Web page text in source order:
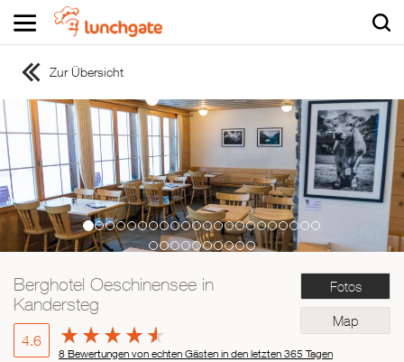
ZUR STARTSEITE
ZUR RESTAURANTSUCHE
Asiatisch
Italienisch
Französisch
Traditionell
Mexikanisch
Zur Übersicht
Fotos
Map
Berghotel Oeschinensee in
Kandersteg
4.6
8 Bewertungen von echten Gästen in den letzten 365 Tagen